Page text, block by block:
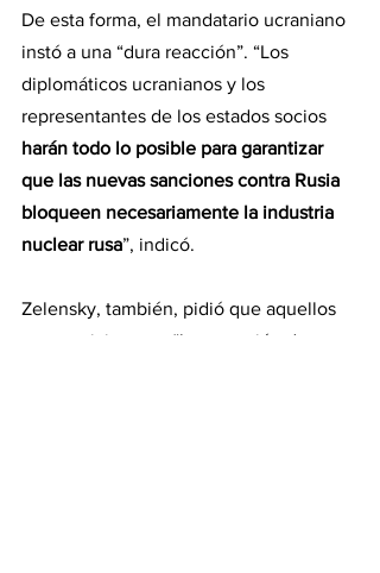
De esta forma, el mandatario ucraniano
instó a una “dura reacción”. “Los
diplomáticos ucranianos y los
representantes de los estados socios
harán todo lo posible para garantizar
que las nuevas sanciones contra Rusia
bloqueen necesariamente la industria
nuclear rusa”, indicó.
Zelensky, también, pidió que aquellos
que participen en “la operación de